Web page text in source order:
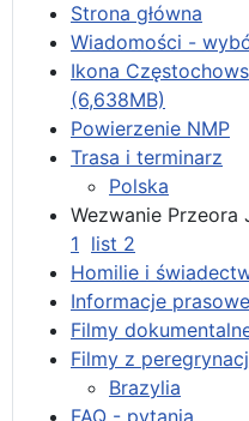
Strona główna
Wiadomości -
Ikona
(6,638MB)
Powierzenie NMP
Trasa i terminarz
Polska
Wezwanie Przeora
1 list 2
Homilie i
Informacje prasowe
Filmy
Filmy z
Brazylia